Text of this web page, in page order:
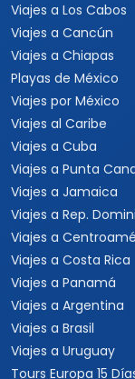
Viajes a Los Cabos
Viajes a Cancún
Viajes a Chiapas
Playas de México
Viajes por México
Viajes al Caribe
Viajes a Cuba
Viajes a Punta
Viajes a Jamaica
Viajes a Rep.
Viajes a
Viajes a Costa Rica
Viajes a Panamá
Viajes a Argentina
Viajes a Brasil
Viajes a Uruguay
Tours Europa 15